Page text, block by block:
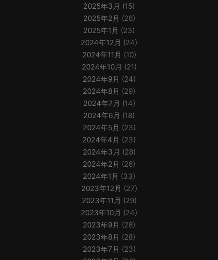
2025年3月 (15)
2025年2月 (26)
2025年1月 (23)
2024年12月 (24)
2024年11月 (10)
2024年10月 (21)
2024年9月 (24)
2024年8月 (29)
2024年7月 (14)
2024年6月 (18)
2024年5月 (23)
2024年4月 (23)
2024年3月 (28)
2024年2月 (26)
2024年1月 (33)
2023年12月 (27)
2023年11月 (29)
2023年10月 (24)
2023年9月 (28)
2023年8月 (28)
2023年7月 (23)